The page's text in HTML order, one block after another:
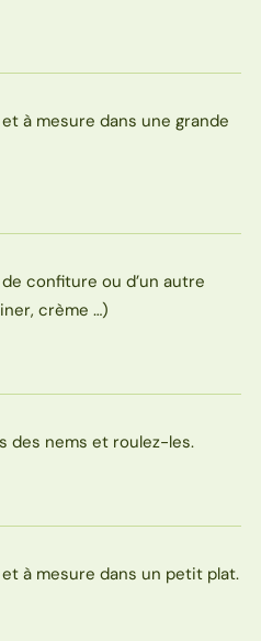
à mesure dans une grande
confiture ou d’un autre
crème …)
des nems et roulez-les.
à mesure dans un petit plat.